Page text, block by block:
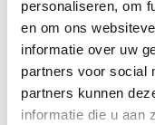
personaliseren, om
en om ons
informatie over uw
partners voor social
partners kunnen
informatie die u aan
toenemende
wijzen op de
de aanleg van
woonomgeving